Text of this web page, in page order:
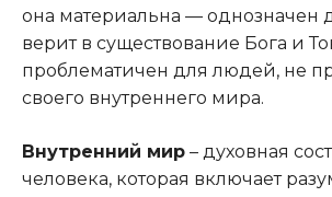
она материальна — однозначен
верит в существование Бога и
проблематичен для людей, не
своего внутреннего мира.
Внутренний мир – духовная
человека, которая включает